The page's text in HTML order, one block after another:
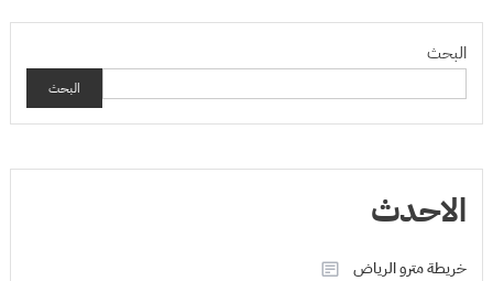
البحث
البحث
الاحدث
خريطة مترو الرياض